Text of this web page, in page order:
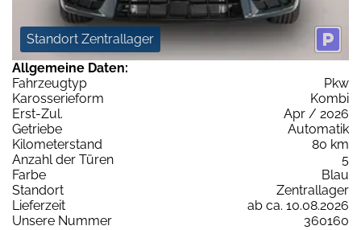
Standort Zentrallager
Allgemeine Daten:
Fahrzeugtyp
Pkw
Karosserieform
Kombi
Erst-Zul.
Apr / 2026
Getriebe
Automatik
Kilometerstand
80 km
Anzahl der Türen
5
Farbe
Blau
Standort
Zentrallager
Lieferzeit
ab ca. 10.08.2026
Unsere Nummer
360160